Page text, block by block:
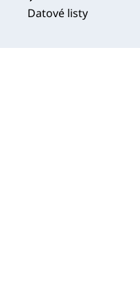
Datové listy